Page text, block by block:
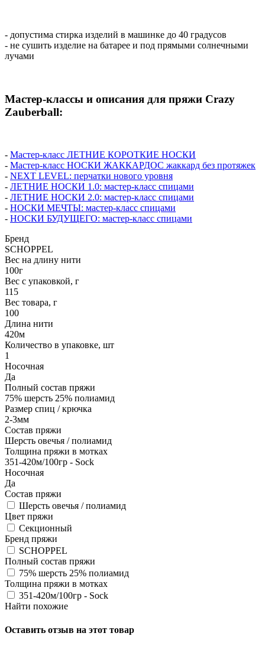
- допустима стирка изделий в машинке до 40 градусов
- не сушить изделие на батарее и под прямыми солнечными
лучами
Мастер-классы и описания для пряжи Crazy
Zauberball:
- Мастер-класс ЛЕТНИЕ КОРОТКИЕ НОСКИ
- Мастер-класс НОСКИ ЖАККАРДОС жаккард без протяжек
- NEXT LEVEL: перчатки нового уровня
- ЛЕТНИЕ НОСКИ 1.0: мастер-класс спицами
- ЛЕТНИЕ НОСКИ 2.0: мастер-класс спицами
- НОСКИ МЕЧТЫ: мастер-класс спицами
- НОСКИ БУДУЩЕГО: мастер-класс спицами
Бренд
SCHOPPEL
Вес на длину нити
100г
Вес с упаковкой, г
115
Вес товара, г
100
Длина нити
420м
Количество в упаковке, шт
1
Носочная
Да
Полный состав пряжи
75% шерсть 25% полиамид
Размер спиц / крючка
2-3мм
Состав пряжи
Шерсть овечья / полиамид
Толщина пряжи в мотках
351-420м/100гр - Sock
Носочная
Да
Состав пряжи
Шерсть овечья / полиамид
Цвет пряжи
Секционный
Бренд пряжи
SCHOPPEL
Полный состав пряжи
75% шерсть 25% полиамид
Толщина пряжи в мотках
351-420м/100гр - Sock
Найти похожие
Оставить отзыв на этот товар